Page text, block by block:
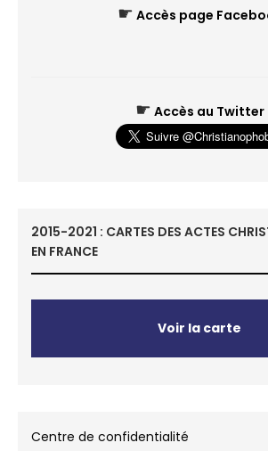
☛ Accès page
☛ Accès au Twitter
2015-2021 : CARTES DES ACTES
EN FRANCE
Voir la carte
Centre de confidentialité